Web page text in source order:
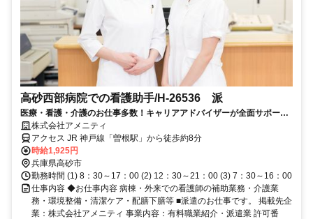
高砂西部病院での看護助手/H-26536 派
医療・看護・介護のお仕事多数！キャリアアドバイザーが全面サポート
◎ 株式会社アメニティ
アクセス JR 神戸線「曽根駅」から徒歩約8分
時給1,925円
兵庫県高砂市
勤務時間 (1) 8：30～17：00 (2) 12：30～21：00 (3) 7：30～16：00
仕事内容 ◆お仕事内容 病棟・外来での看護師の補助業務・介護業
務・環境整備・清潔ケア・配膳下膳等 ■派遣のお仕事です。 掲載先企
業：株式会社アメニティ 事業内容：有料職業紹介・派遣業 許可番